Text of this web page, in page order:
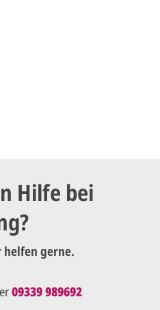
Hilfe bei
helfen gerne.
09339 989692